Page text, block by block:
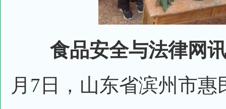
食品安全与法律网
月7日，山东省滨州市